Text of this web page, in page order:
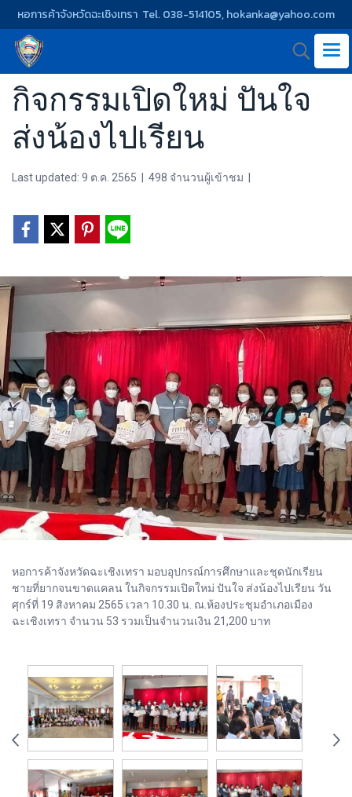
หอการค้าจังหวัดฉะเชิงเทรา Tel. 038-514105, hokanka@yahoo.com
กิจกรรมเปิดใหม่ ปันใจ
ส่งน้องไปเรียน
Last updated: 9 ต.ค. 2565 498 จำนวนผู้เข้าชม
หอการค้าจังหวัดฉะเชิงเทรา มอบอุปกรณ์การศึกษาและชุดนักเรียน
ชายที่ยากจนขาดแคลน ในกิจกรรมเปิดใหม่ ปันใจ ส่งน้องไปเรียน วัน
ศุกร์ที่ 19 สิงหาคม 2565 เวลา 10.30 น. ณ.ห้องประชุมอำเภอเมือง
ฉะเชิงเทรา จำนวน 53 รวมเป็นจำนวนเงิน 21,200 บาท